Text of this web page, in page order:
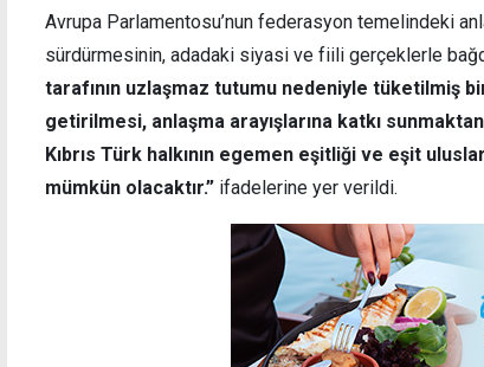
Avrupa Parlamentosu’nun federasyon temelindeki
sürdürmesinin, adadaki siyasi ve fiili gerçeklerle
tarafının uzlaşmaz tutumu nedeniyle tüketilmiş
getirilmesi, anlaşma arayışlarına katkı
Kıbrıs Türk halkının egemen eşitliği ve eşit
mümkün olacaktır.” ifadelerine yer verildi.